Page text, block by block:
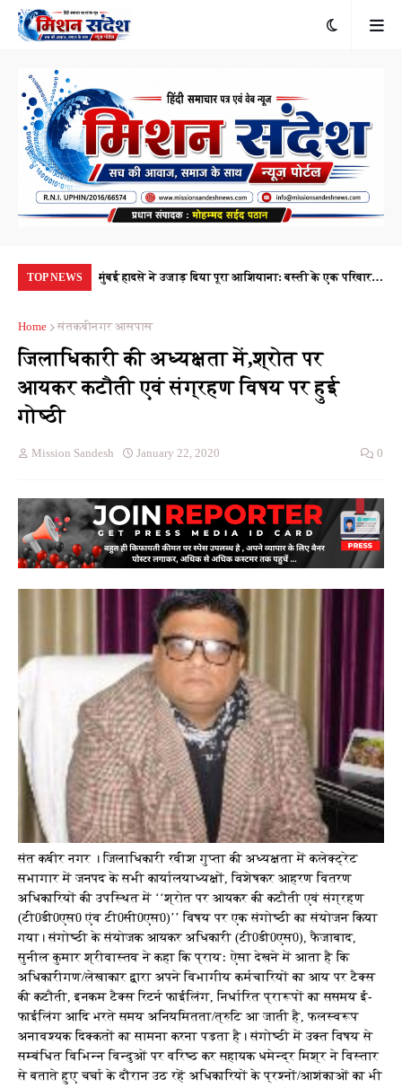
TOP NEWS
1.10 करोड़
मुंबई हादसे ने उजाड़ दिया पूरा आशियाना: बस्ती के एक परिवार के
बदला
Home
संतकबीनगर आसपास
जिलाधिकारी की अध्यक्षता में,श्रोत पर
आयकर कटौती एवं संग्रहण विषय पर हुई
गोष्ठी
Mission Sandesh January 22, 2020 0
संत कबीर नगर । जिलाधिकारी रवीश गुप्ता की अध्यक्षता में कलेक्ट्रेट
सभागार में जनपद के सभी कार्यालयाध्यक्षों, विशेषकर आहरण वितरण
अधिकारियों की उपस्थित में ‘‘श्रोत पर आयकर की कटौती एवं संग्रहण
(टी0डी0एस0 एंव टी0सी0एस0)’’ विषय पर एक संगोष्ठी का संयोजन किया
गया। संगोष्ठी के संयोजक आयकर अधिकारी (टी0डी0एस0), फैजाबाद,
सुनील कुमार श्रीवास्तव ने कहा कि प्रायः ऐसा देखने में आता है कि
अधिकारीगण/लेखाकार द्वारा अपने विभागीय कर्मचारियों का आय पर टैक्स
की कटौती, इनकम टैक्स रिटर्न फाईलिंग, निर्धारित प्रारूपों का ससमय ई-
फाईलिंग आदि भरते समय अनियमितता/त्रुटि आ जाती है, फलस्वरूप
अनावश्यक दिक्कतों का सामना करना पड़ता है। संगोष्ठी में उक्त विषय से
सम्बंधित विभिन्न विन्दुओं पर वरिष्ठ कर सहायक धमेन्द्र मिश्र ने विस्तार
से बताते हुए चर्चा के दौरान उठ रहें अधिकारियों के प्रश्नों/आशंकाओं का भी